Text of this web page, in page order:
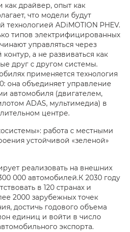
как драйвер, опыт как
что модели будут
технологией ADiMOTION PHEV.
типов электрифицированных
управляться через
а не развиваться как
друг с другом системы.
применяется технология
она объединяет управление
автомобиля (двигателем,
ADAS, мультимедиа) в
центре.
работа с местными
устойчивой «зеленой»
реализовать на внешних
000 автомобилей.К 2030 году
в 120 странах и
2000 зарубежных точек
достичь годового объема
единиц и войти в число
экспорта.